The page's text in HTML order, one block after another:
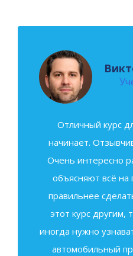
Отличный курс
начинает.
Очень интересно
объясняют всё на
правильнее
этот курс другим,
иногда нужно
автомобильный